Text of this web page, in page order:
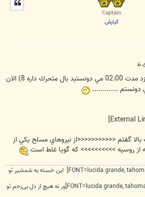
Captain
كيارش
هم چنان مي تازد مدت 02:00 مي دونستيد بال متحرك داره 8) الان
دونستم .............
گفتم <<<<<<<<<<<از نيروهاي مسلح يكي از
از روسيه >>>>>>>>>> كه گويا غلط است
[FONT=lucida grande, tahoma, verdana, arial, sans-serif] این خسته به شمشیر تو
[FONT=lucida grande, tahoma, verdana, arial, sans-serif]ور نه هیچ از دل بی‌رحم تو